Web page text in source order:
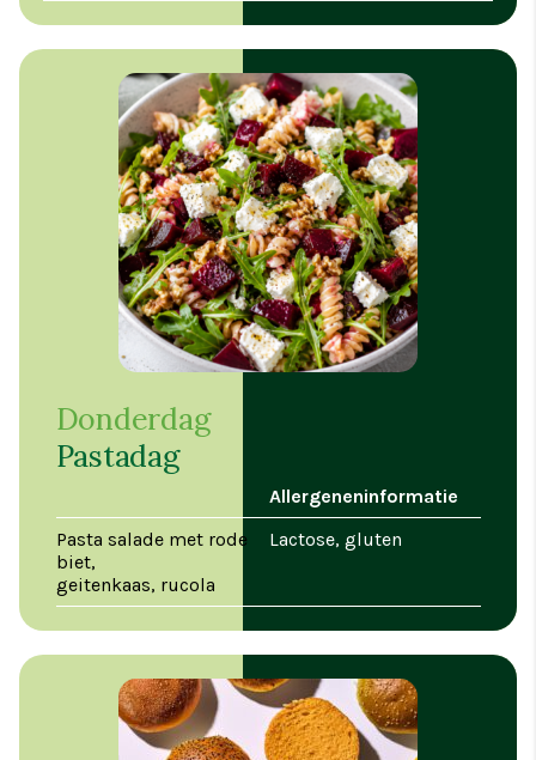
Donderdag
Pastadag
Allergeneninformatie
Pasta salade met rode
biet,
geitenkaas, rucola
Lactose, gluten